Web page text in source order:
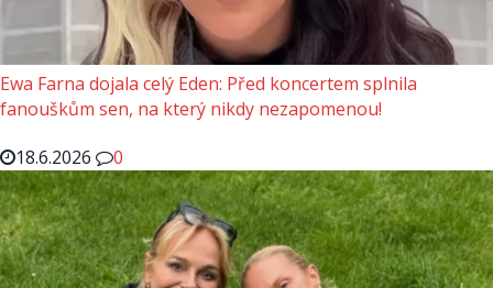
Ewa Farna dojala celý Eden: Před koncertem splnila
fanouškům sen, na který nikdy nezapomenou!
18.6.2026
0